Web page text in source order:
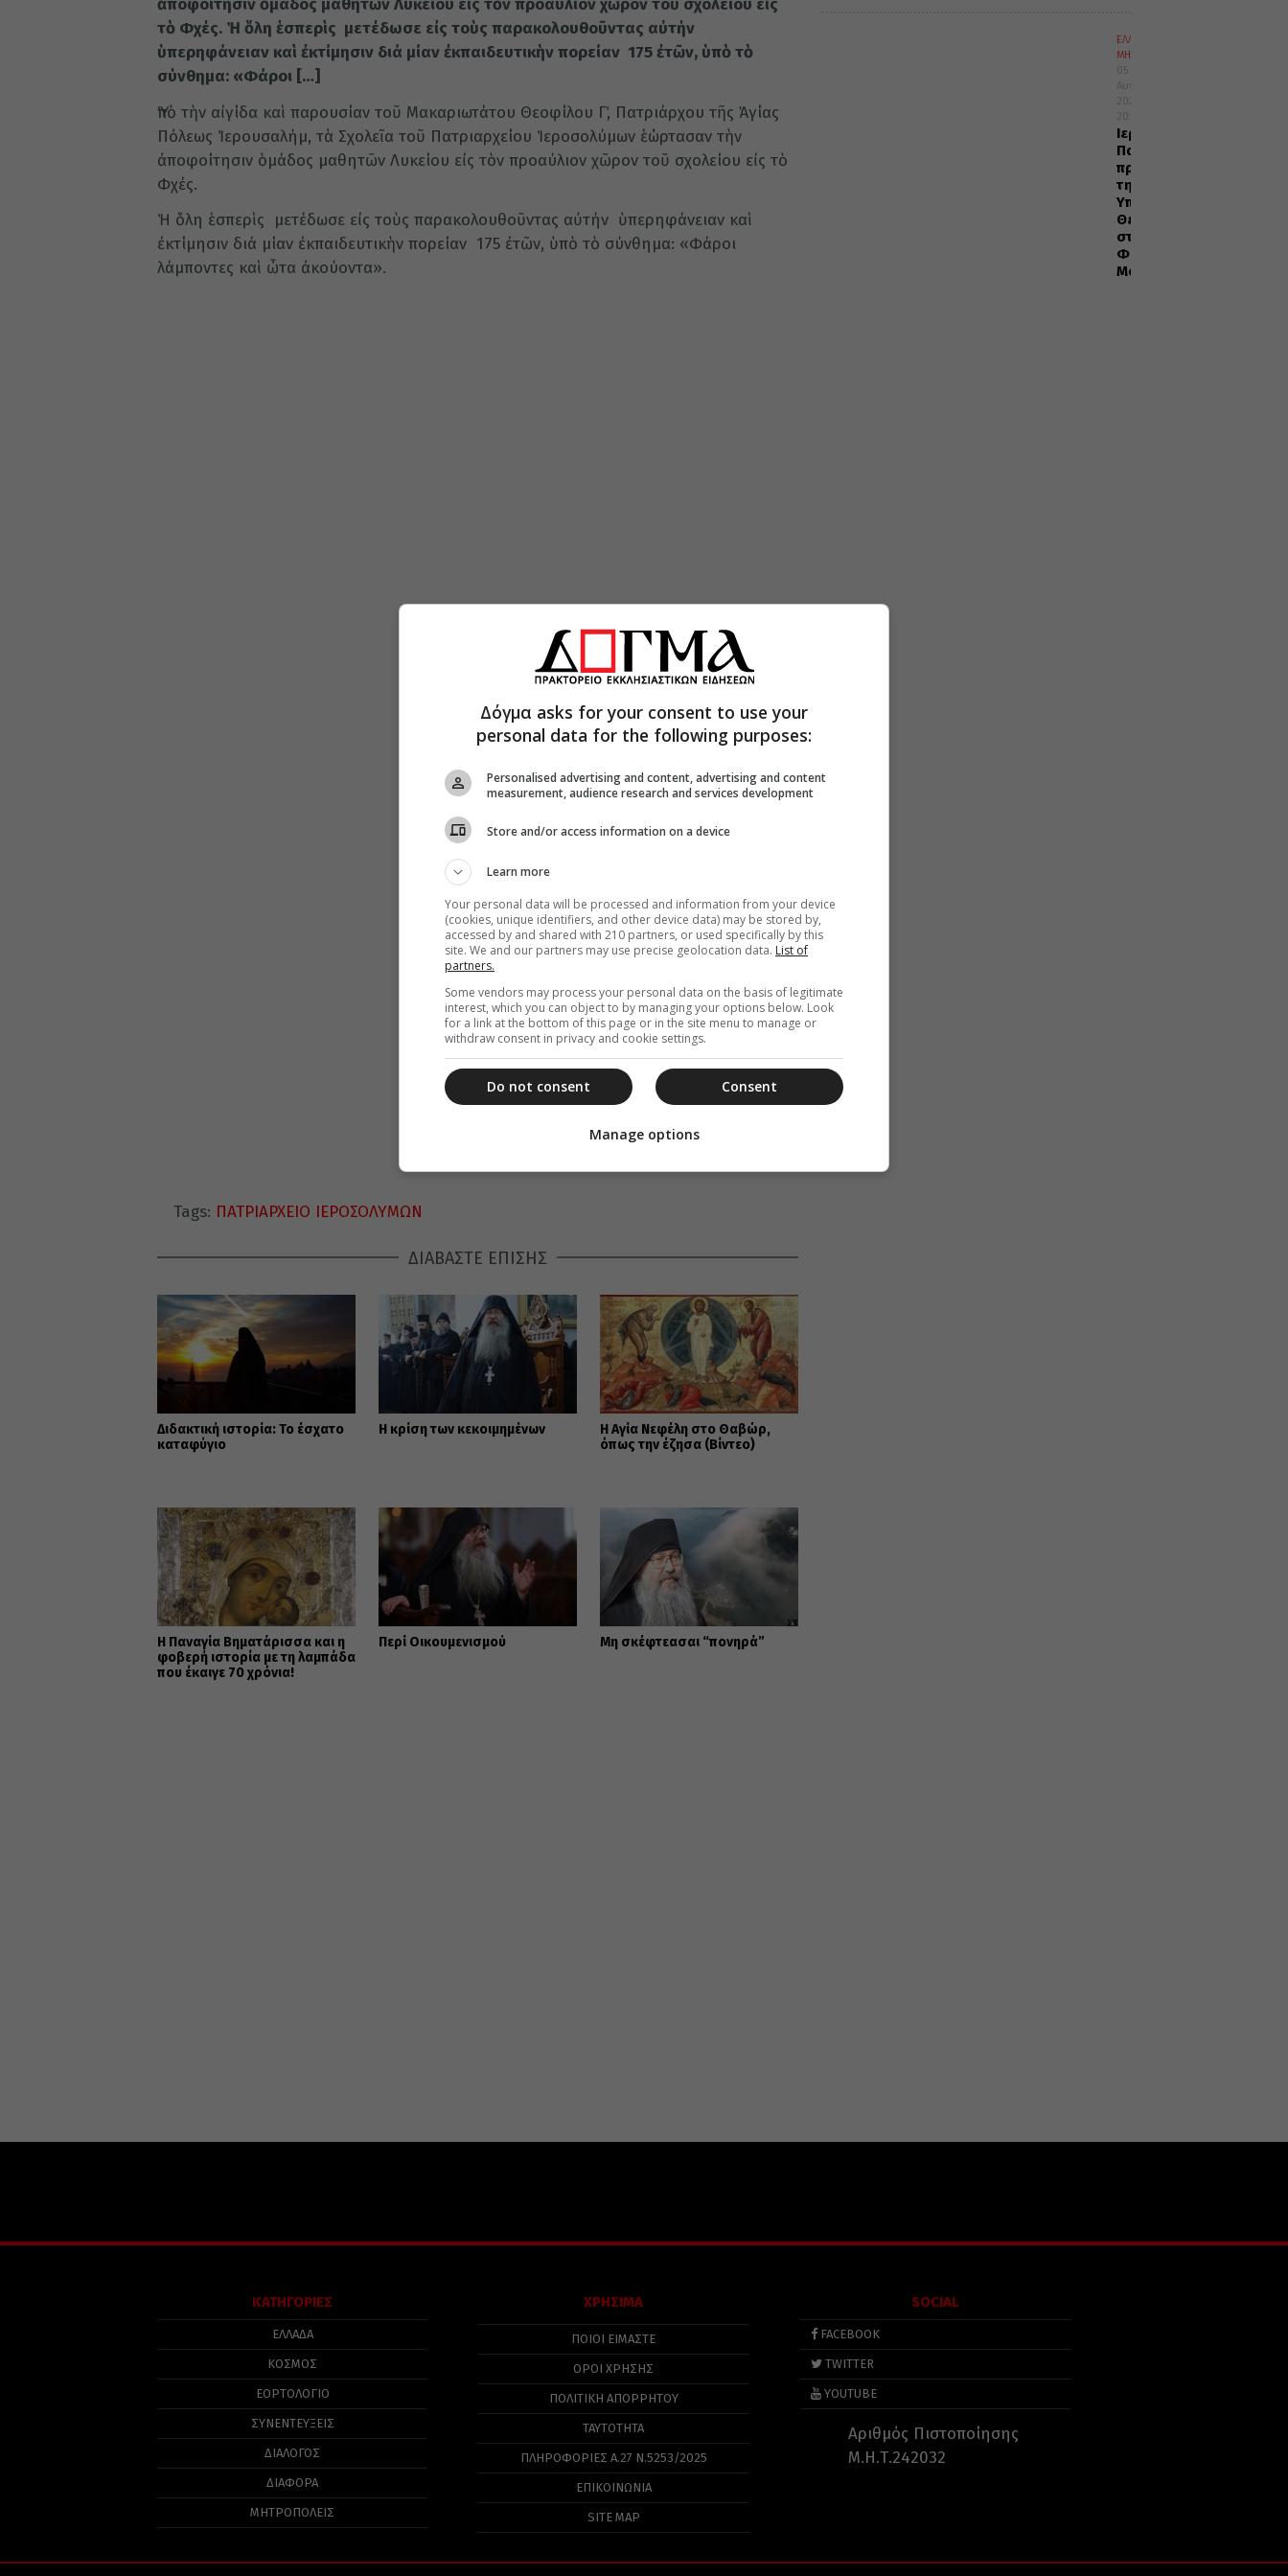
ἀποφοίτησιν ὁμάδος μαθητῶν Λυκείου εἰς τὸν προαύλιον χῶρον τοῦ σχολείου εἰς
τὸ Φχές. Ἡ ὅλη ἑσπερὶς μετέδωσε εἰς τοὺς παρακολουθοῦντας αὐτήν
ὑπερηφάνειαν καὶ ἐκτίμησιν διά μίαν ἐκπαιδευτικὴν πορείαν 175 ἐτῶν, ὑπὸ τὸ
σύνθημα: «Φάροι […]
Ὑπὸ τὴν αἰγίδα καὶ παρουσίαν τοῦ Μακαριωτάτου Θεοφίλου Γ΄, Πατριάρχου τῆς Ἁγίας
Πόλεως Ἱερουσαλήμ, τὰ Σχολεῖα τοῦ Πατριαρχείου Ἱεροσολύμων ἑώρτασαν τὴν
ἀποφοίτησιν ὁμάδος μαθητῶν Λυκείου εἰς τὸν προαύλιον χῶρον τοῦ σχολείου εἰς τὸ
Φχές.
Ἡ ὅλη ἑσπερὶς μετέδωσε εἰς τοὺς παρακολουθοῦντας αὐτήν ὑπερηφάνειαν καὶ
ἐκτίμησιν διά μίαν ἐκπαιδευτικὴν πορείαν 175 ἐτῶν, ὑπὸ τὸ σύνθημα: «Φάροι
λάμποντες καὶ ὦτα ἀκούοντα».
Tags: ΠΑΤΡΙΑΡΧΕΙΟ ΙΕΡΟΣΟΛΥΜΩΝ
ΔΙΑΒΑΣΤΕ ΕΠΙΣΗΣ
Διδακτική ιστορία: To έσχατο
καταφύγιο
Η κρίση των κεκοιμημένων
Η Αγία Νεφέλη στο Θαβώρ,
όπως την έζησα (Βίντεο)
Η Παναγία Βηματάρισσα και η
φοβερή ιστορία με τη λαμπάδα
που έκαιγε 70 χρόνια!
Περί Οικουμενισμού Μη σκέφτεασαι “πονηρά”
ΕΛΛΑΔΑ
ΜΗΤΡΟΠΟΛΕΙΣ
05
Αυγούστου
2026
20:29
Ιερά
Παράκληση
προς
την
Υπεραγία
Θεοτόκο
στα
Φαβριανά
Μονοφατσίου
ΚΑΤΗΓΟΡΙΕΣ
ΕΛΛΑΔΑ
ΚΟΣΜΟΣ
ΕΟΡΤΟΛΟΓΙΟ
ΣΥΝΕΝΤΕΥΞΕΙΣ
ΔΙΑΛΟΓΟΣ
ΔΙΑΦΟΡΑ
ΜΗΤΡΟΠΟΛΕΙΣ
ΧΡΗΣΙΜΑ
ΠΟΙΟΙ ΕΙΜΑΣΤΕ
ΟΡΟΙ ΧΡΗΣΗΣ
ΠΟΛΙΤΙΚΉ ΑΠΟΡΡΉΤΟΥ
ΤΑΥΤΟΤΗΤΑ
ΠΛΗΡΟΦΟΡΊΕΣ Α.27 Ν.5253/2025
ΕΠΙΚΟΙΝΩΝΙΑ
SITE MAP
SOCIAL
FACEBOOK
TWITTER
YOUTUBE
Αριθμός Πιστοποίησης
Μ.Η.Τ.242032
Δόγμα asks for your consent to use your
personal data for the following purposes:
Personalised advertising and content, advertising and content
measurement, audience research and services development
Store and/or access information on a device
Learn more
Your personal data will be processed and information from your device
(cookies, unique identifiers, and other device data) may be stored by,
accessed by and shared with 210 partners, or used specifically by this
site. We and our partners may use precise geolocation data. List of
partners.
Some vendors may process your personal data on the basis of legitimate
interest, which you can object to by managing your options below. Look
for a link at the bottom of this page or in the site menu to manage or
withdraw consent in privacy and cookie settings.
Consent
Do not consent
Manage options